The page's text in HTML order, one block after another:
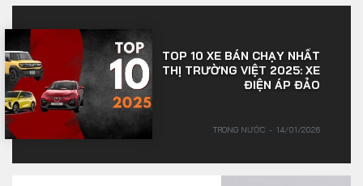
TOP 10 XE BÁN CHẠY NHẤT
THỊ TRƯỜNG VIỆT 2025: XE
ĐIỆN ÁP ĐẢO
TRONG NƯỚC 14/01/2026